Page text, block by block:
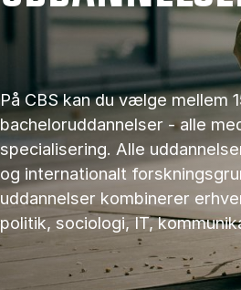
På CBS kan du vælge mellem
bacheloruddannelser - alle
specialisering. Alle
og internationalt
uddannelser kombinerer
politik, sociologi, IT,